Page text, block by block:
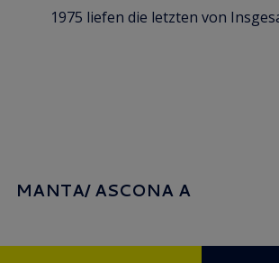
1975 liefen die letzten von
MANTA/ ASCONA A